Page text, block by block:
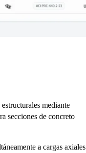
mediante
secciones de concreto
a cargas axiales